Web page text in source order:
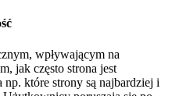
wpływającym na
jak często strona jest
które strony są najbardziej i